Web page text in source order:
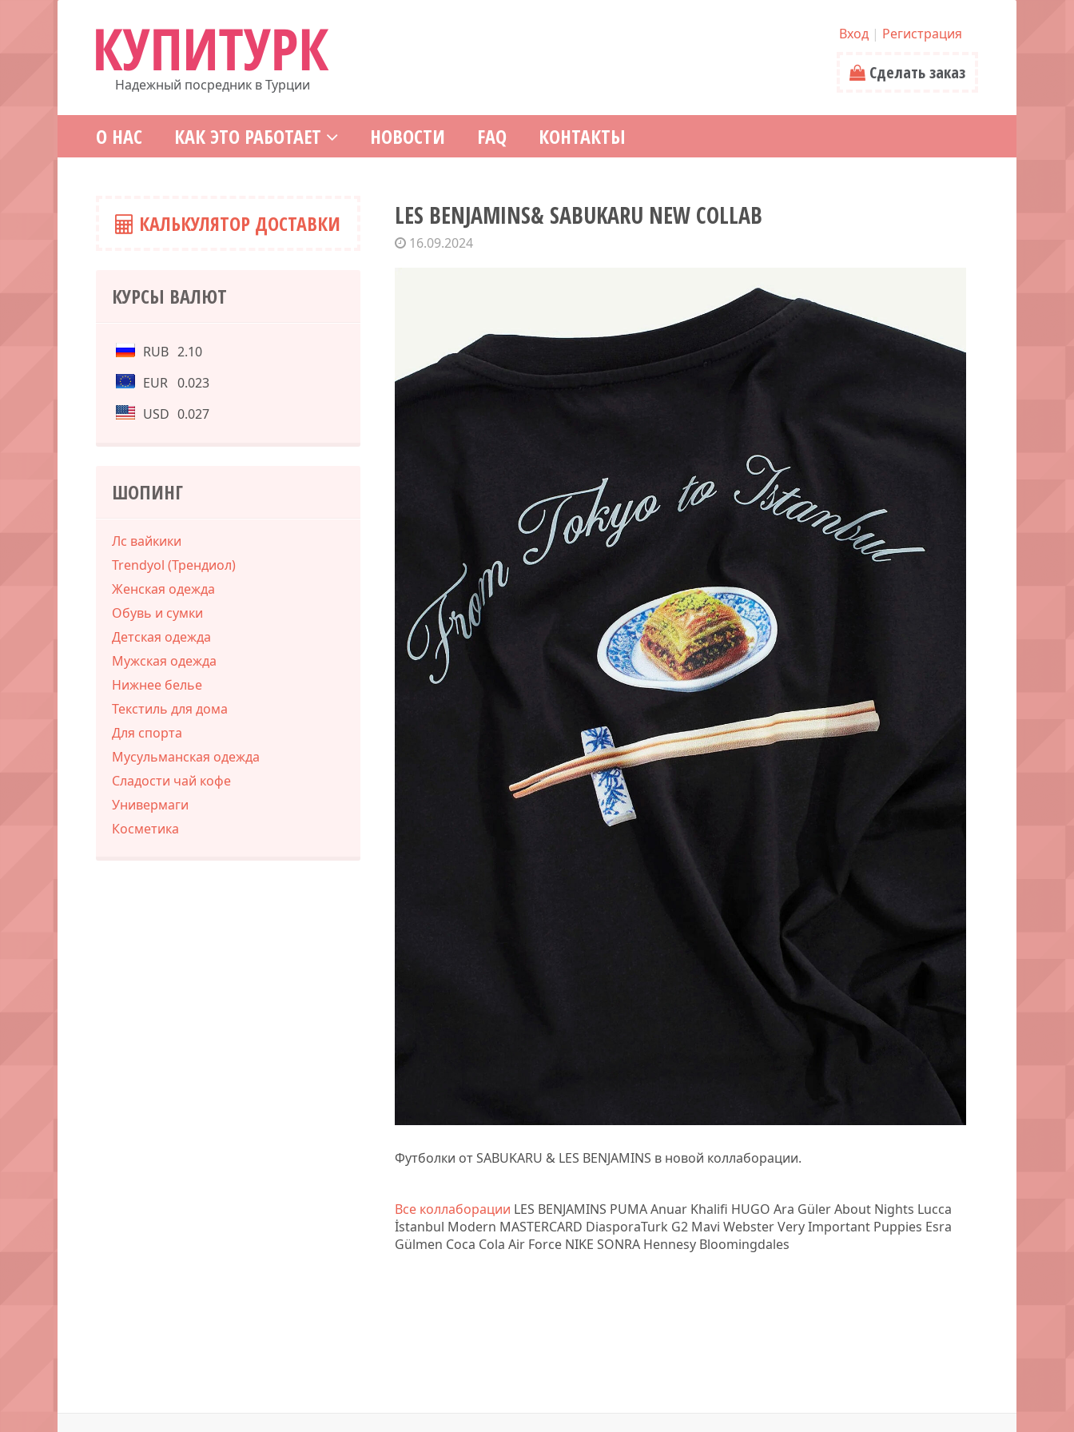
Надежный посредник в Турции
Вход | Регистрация
Сделать заказ
О НАС КАК ЭТО РАБОТАЕТ НОВОСТИ FAQ КОНТАКТЫ
LES BENJAMINS& SABUKARU NEW COLLAB
16.09.2024
Футболки от SABUKARU & LES BENJAMINS в новой коллаборации.
Все коллаборации LES BENJAMINS PUMA Anuar Khalifi HUGO Ara Güler About Nights Lucca
İstanbul Modern MASTERCARD DiasporaTurk G2 Mavi Webster Very Important Puppies Esra
Gülmen Coca Cola Air Force NIKE SONRA Hennesy Bloomingdales
КАЛЬКУЛЯТОР ДОСТАВКИ
КУРСЫ ВАЛЮТ
RUB 2.10
EUR 0.023
USD 0.027
ШОПИНГ
Лс вайкики
Trendyol (Трендиол)
Женская одежда
Обувь и сумки
Детская одежда
Мужская одежда
Нижнее белье
Текстиль для дома
Для спорта
Мусульманская одежда
Сладости чай кофе
Универмаги
Косметика